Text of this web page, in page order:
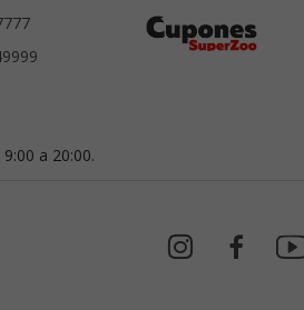
a 20:00.